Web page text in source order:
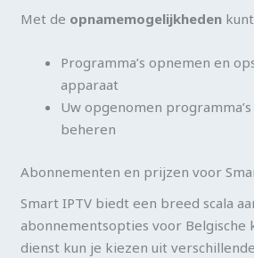
Met de opnamemogelijkheden
Programma’s opnemen en
apparaat
Uw opgenomen
beheren
Abonnementen en prijzen voor
Smart IPTV biedt een breed scala
abonnementsopties voor Belgische
dienst kun je kiezen uit